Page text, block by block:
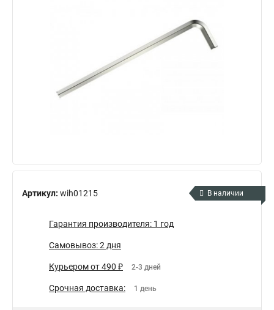
Артикул: wih01215 В наличии
Гарантия производителя: 1 год
Самовывоз: 2 дня
Курьером от 490 ₽ 2-3 дней
Срочная доставка: 1 день